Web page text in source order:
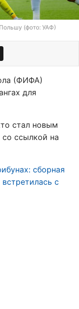
(фото: УАФ)
(ФИФА)
для
стал новым
со ссылкой на
сборная
с